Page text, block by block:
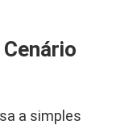
a simples